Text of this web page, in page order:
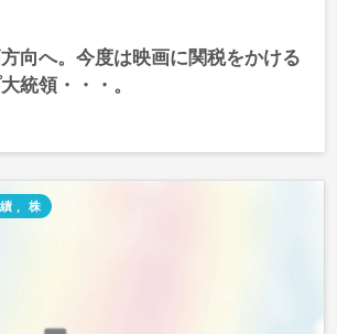
向へ。今度は映画に関税をかける
統領・・・。
, 株